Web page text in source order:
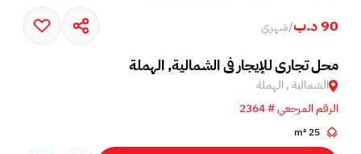
90 د.ب /شهري
محل تجاري للإيجار في الشمالية, الهملة
الشمالية , الهملة
الرقم المرجعي # 2364
25 m²